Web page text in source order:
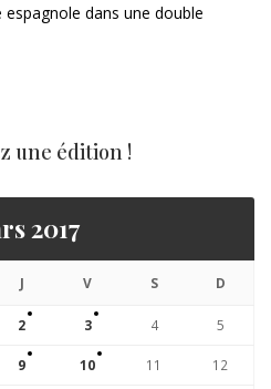
espagnole dans une double
une édition !
2017
J V S D
2 3 4 5
9 10 11 12